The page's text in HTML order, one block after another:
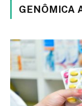
GENÔMICA